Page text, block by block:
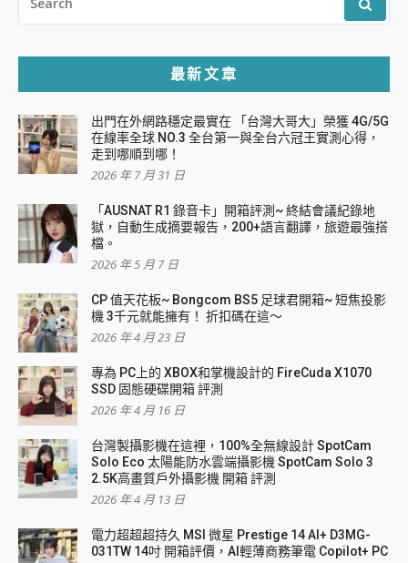
FOR:
最新文章
出門在外網路穩定最實在 「台灣大哥大」榮獲 4G/5G
在線率全球 NO.3 全台第一與全台六冠王實測心得，
走到哪順到哪！
2026 年 7 月 31 日
「AUSNAT R1 錄音卡」開箱評測~ 終結會議紀錄地
獄，自動生成摘要報告，200+語言翻譯，旅遊最強搭
檔。
2026 年 5 月 7 日
CP 值天花板~ Bongcom BS5 足球君開箱~ 短焦投影
機 3千元就能擁有！ 折扣碼在這～
2026 年 4 月 23 日
專為 PC上的 XBOX和掌機設計的 FireCuda X1070
SSD 固態硬碟開箱 評測
2026 年 4 月 16 日
台灣製攝影機在這裡，100%全無線設計 SpotCam
Solo Eco 太陽能防水雲端攝影機 SpotCam Solo 3
2.5K高畫質戶外攝影機 開箱 評測
2026 年 4 月 13 日
電力超超超持久 MSI 微星 Prestige 14 AI+ D3MG-
031TW 14吋 開箱評價，AI輕薄商務筆電 Copilot+ PC